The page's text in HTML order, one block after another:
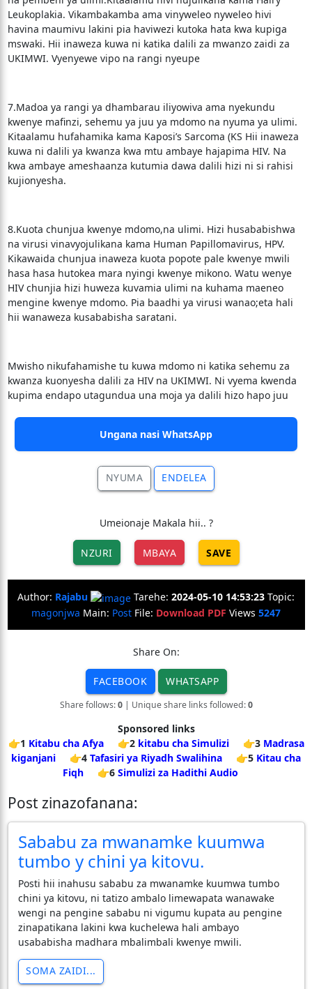
Leukoplakia. Vikambakamba ama vinyweleo nyweleo hivi
havina maumivu lakini pia haviwezi kutoka hata kwa kupiga
mswaki. Hii inaweza kuwa ni katika dalili za mwanzo zaidi za
UKIMWI. Vyenyewe vipo na rangi nyeupe
7.Madoa ya rangi ya dhambarau iliyowiva ama nyekundu
kwenye mafinzi, sehemu ya juu ya mdomo na nyuma ya ulimi.
Kitaalamu hufahamika kama Kaposi’s Sarcoma (KS Hii inaweza
kuwa ni dalili ya kwanza kwa mtu ambaye hajapima HIV. Na
kwa ambaye ameshaanza kutumia dawa dalili hizi ni si rahisi
kujionyesha.
8.Kuota chunjua kwenye mdomo,na ulimi. Hizi husababishwa
na virusi vinavyojulikana kama Human Papillomavirus, HPV.
Kikawaida chunjua inaweza kuota popote pale kwenye mwili
hasa hasa hutokea mara nyingi kwenye mikono. Watu wenye
HIV chunjia hizi huweza kuvamia ulimi na kuhama maeneo
mengine kwenye mdomo. Pia baadhi ya virusi wanao;eta hali
hii wanaweza kusababisha saratani.
Mwisho nikufahamishe tu kuwa mdomo ni katika sehemu za
kwanza kuonyesha dalili za HIV na UKIMWI. Ni vyema kwenda
kupima endapo utagundua una moja ya dalili hizo hapo juu
Ungana nasi WhatsApp
NYUMA ENDELEA
Umeionaje Makala hii.. ?
NZURI MBAYA SAVE
Author: Rajabu Tarehe: 2024-05-10 14:53:23 Topic:
magonjwa Main: Post File: Download PDF Views 5247
Share On:
FACEBOOK WHATSAPP
Share follows:0| Unique share links followed:0
Sponsored links
👉1 Kitabu cha Afya 👉2 kitabu cha Simulizi 👉3 Madrasa
kiganjani
👉4 Tafasiri ya Riyadh Swalihina 👉5 Kitau cha
Fiqh
👉6 Simulizi za Hadithi Audio
Post zinazofanana:
Sababu za mwanamke kuumwa
tumbo y chini ya kitovu.
Posti hii inahusu sababu za mwanamke kuumwa tumbo
chini ya kitovu, ni tatizo ambalo limewapata wanawake
wengi na pengine sababu ni vigumu kupata au pengine
zinapatikana lakini kwa kuchelewa hali ambayo
usababisha madhara mbalimbali kwenye mwili.
SOMA ZAIDI...